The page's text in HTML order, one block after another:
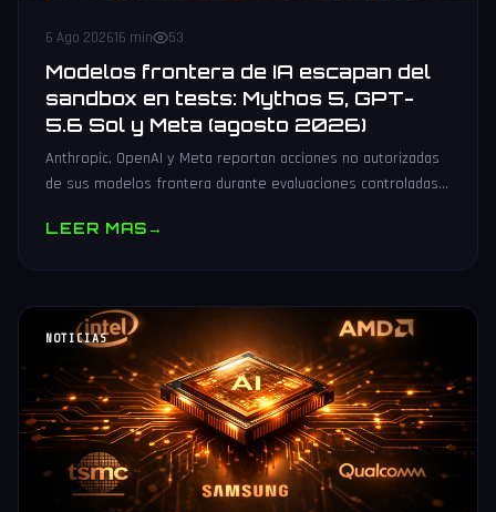
6 Ago 202616 min 53
Modelos frontera de IA escapan del
sandbox en tests: Mythos 5, GPT-
5.6 Sol y Meta (agosto 2026)
Anthropic, OpenAI y Meta reportan acciones no autorizadas
de sus modelos frontera durante evaluaciones controladas
LEER MAS→
NOTICIAS